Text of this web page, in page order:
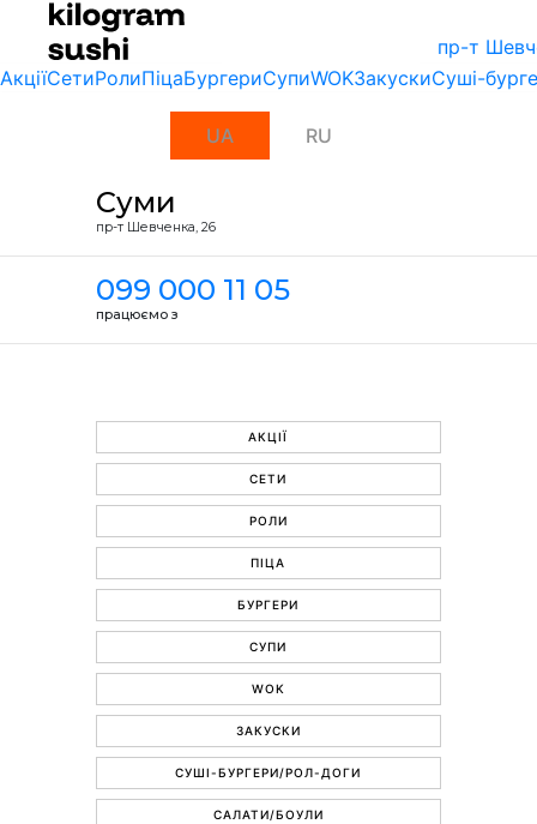
пр-т
АкціїСетиРолиПіцаБургериСупиWOKЗакускиСуші-
UA RU
Суми
пр-т Шевченка, 26
099 000 11 05
працюємо з
АКЦІЇ
СЕТИ
РОЛИ
ПІЦА
БУРГЕРИ
СУПИ
WOK
ЗАКУСКИ
СУШІ-БУРГЕРИ/РОЛ-ДОГИ
САЛАТИ/БОУЛИ